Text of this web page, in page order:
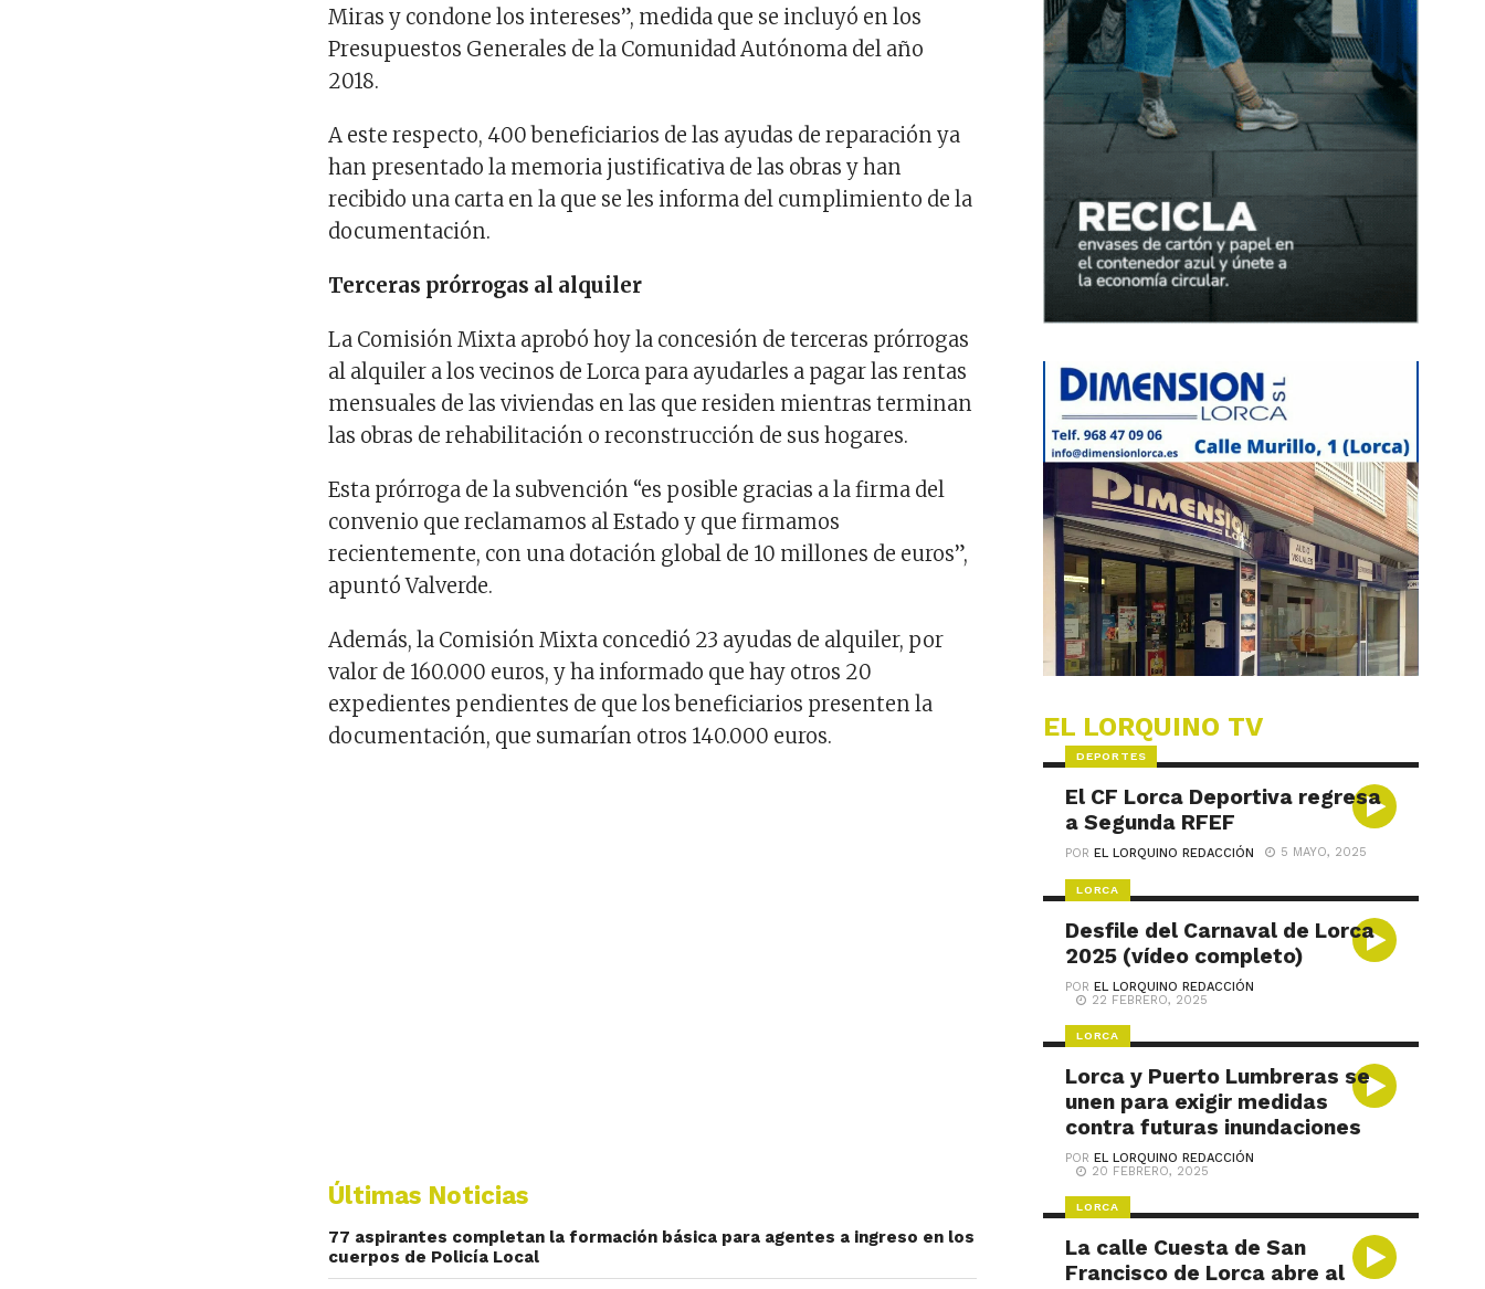
Miras y condone los intereses”, medida que se incluyó en los
Presupuestos Generales de la Comunidad Autónoma del año
2018.
A este respecto, 400 beneficiarios de las ayudas de reparación ya
han presentado la memoria justificativa de las obras y han
recibido una carta en la que se les informa del cumplimiento de la
documentación.
Terceras prórrogas al alquiler
La Comisión Mixta aprobó hoy la concesión de terceras prórrogas
al alquiler a los vecinos de Lorca para ayudarles a pagar las rentas
mensuales de las viviendas en las que residen mientras terminan
las obras de rehabilitación o reconstrucción de sus hogares.
Esta prórroga de la subvención “es posible gracias a la firma del
convenio que reclamamos al Estado y que firmamos
recientemente, con una dotación global de 10 millones de euros”,
apuntó Valverde.
Además, la Comisión Mixta concedió 23 ayudas de alquiler, por
valor de 160.000 euros, y ha informado que hay otros 20
expedientes pendientes de que los beneficiarios presenten la
documentación, que sumarían otros 140.000 euros.
Últimas Noticias
77 aspirantes completan la formación básica para agentes a ingreso en los
cuerpos de Policía Local
EL LORQUINO TV
DEPORTES
El CF Lorca Deportiva regresa
a Segunda RFEF
POREL LORQUINO REDACCIÓN 5 MAYO, 2025
LORCA
Desfile del Carnaval de Lorca
2025 (vídeo completo)
POREL LORQUINO REDACCIÓN
22 FEBRERO, 2025
LORCA
Lorca y Puerto Lumbreras se
unen para exigir medidas
contra futuras inundaciones
POREL LORQUINO REDACCIÓN
20 FEBRERO, 2025
LORCA
La calle Cuesta de San
Francisco de Lorca abre al